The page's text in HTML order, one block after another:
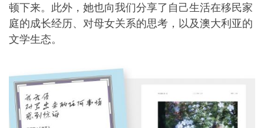
顿下来。此外，她也向我们分享了自己生活在移民家
庭的成长经历、对母女关系的思考，以及澳大利亚的
文学生态。